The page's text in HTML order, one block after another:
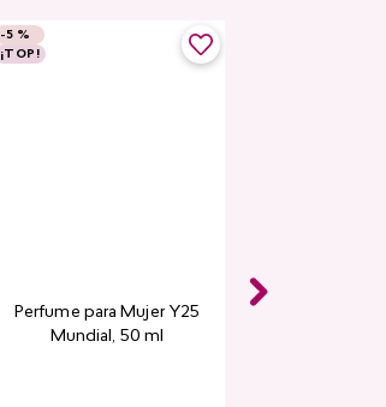
-5 %
¡TOP!
Perfume para Mujer Y25
Mundial​, 50 ml